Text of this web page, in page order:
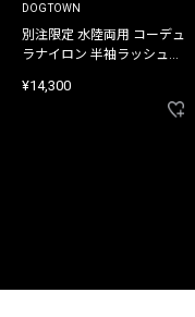
DOGTOWN
別注限定 水陸両用 コーデュ
ラナイロン 半袖ラッシュガ
¥14,300